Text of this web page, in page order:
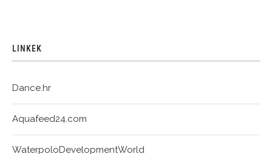
LINKEK
Dance.hr
Aquafeed24.com
WaterpoloDevelopmentWorld